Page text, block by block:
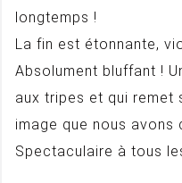
longtemps !
La fin est étonnante,
Absolument bluffant !
aux tripes et qui remet
image que nous avons
Spectaculaire à tous